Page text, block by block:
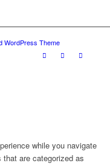
WordPress Theme
while you navigate
are categorized as